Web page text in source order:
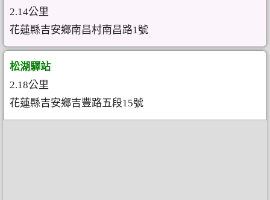
2.14公里
花蓮縣吉安鄉南昌村南昌路1號
松湖驛站
2.18公里
花蓮縣吉安鄉吉豐路五段15號